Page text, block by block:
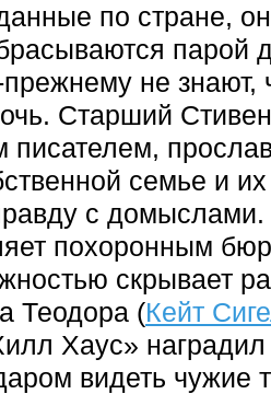
по стране,
парой
не знают,
Старший
писателем,
семье и
с
похоронным
скрывает
Теодора (Кейт
Хаус» наградил
видеть чужие